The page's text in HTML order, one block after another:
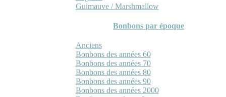
Guimauve / Marshmallow
Bonbons par époque
Anciens
Bonbons des années 60
Bonbons des années 70
Bonbons des années 80
Bonbons des années 90
Bonbons des années 2000